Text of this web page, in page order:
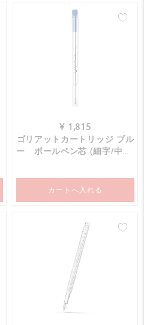
¥ 1,815
ゴリアットカートリッジ ブル
ー ボールペン芯 (細字/中字/
カートへ入れる